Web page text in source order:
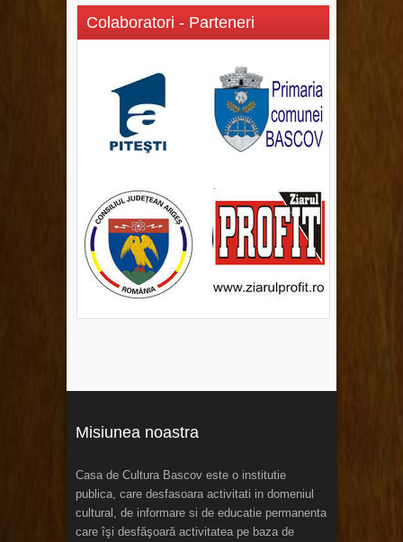
Colaboratori - Parteneri
Misiunea noastra
Casa de Cultura Bascov este o institutie
publica, care desfasoara activitati in domeniul
cultural, de informare si de educatie permanenta
care îşi desfăşoară activitatea pe baza de